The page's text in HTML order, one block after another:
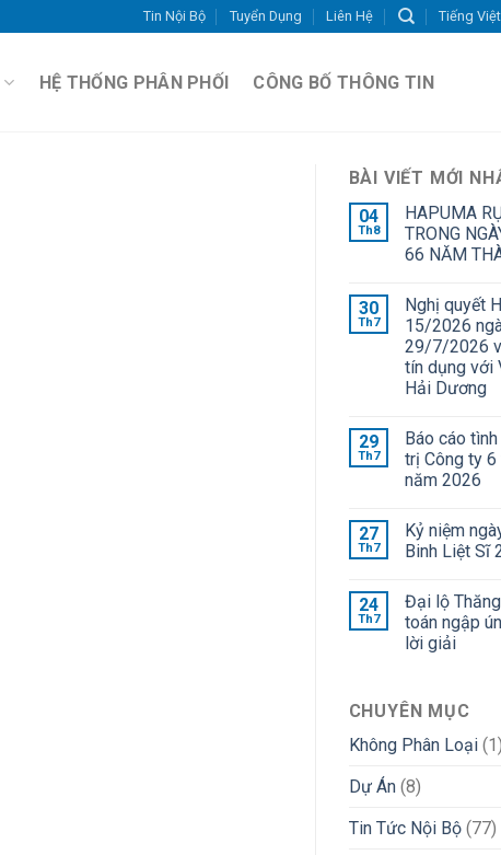
Tin Nội Bộ Tuyển Dụng Liên Hệ Tiếng Việt
HỆ THỐNG PHÂN PHỐI CÔNG BỐ THÔNG TIN
BÀI VIẾT MỚI
04
Th8
HAPUMA
TRONG
66 NĂM
30
Th7
Nghị quyết
15/2026
29/7/2026
tín dụng với
Hải Dương
29
Th7
Báo cáo
trị Công ty
năm 2026
27
Th7
Kỷ niệm
Binh Liệt Sĩ
24
Th7
Đại lộ
toán ngập
lời giải
CHUYÊN MỤC
Không Phân Loại(1)
Dự Án(8)
Tin Tức Nội Bộ(77)